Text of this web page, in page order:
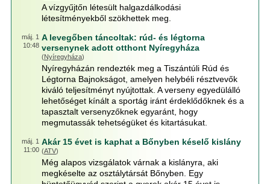
A vízgyűjtőn létesült halgazdálkodási
létesítményekből szökhettek meg.
máj. 1
10:48
A levegőben táncoltak: rúd- és légtorna
versenynek adott otthont Nyíregyháza
(Nyíregyháza)
Nyíregyházán rendezték meg a Tiszántúli Rúd és
Légtorna Bajnokságot, amelyen helybéli résztvevők
kiváló teljesítményt nyújtottak. A verseny egyedülálló
lehetőséget kínált a sportág iránt érdeklődőknek és a
tapasztalt versenyzőknek egyaránt, hogy
megmutassák tehetségüket és kitartásukat.
máj. 1
11:00
Akár 15 évet is kaphat a Bőnyben késelő kislány
(ATV)
Még alapos vizsgálatok várnak a kislányra, aki
megkéselte az osztálytársát Bőnyben. Egy